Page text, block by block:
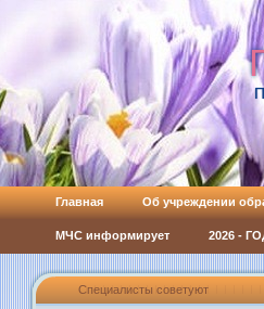
Главная Об учреждении
МЧС информирует 2026 -
Специалисты советуют